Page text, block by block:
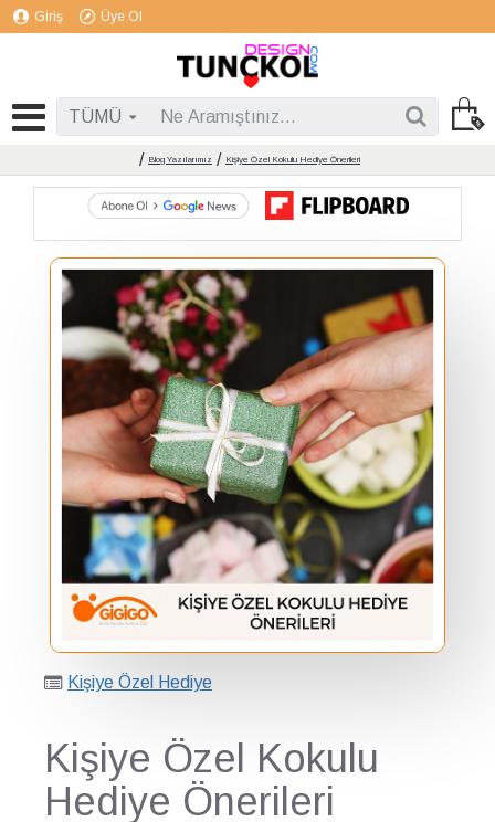
Giriş Üye Ol
TÜMÜ
Blog Yazılarımız Kişiye Özel Kokulu Hediye Önerileri
Kişiye Özel Hediye
Kişiye Özel Kokulu
Hediye Önerileri